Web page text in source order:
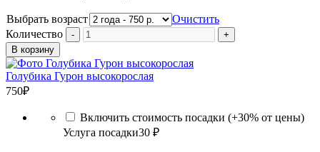
Выбрать возраст
Очистить
Количество
В корзину
Голубика Гурон высокорослая
750₽
Включить стоимость посадки (+30% от цены)
Услуга посадки30 ₽